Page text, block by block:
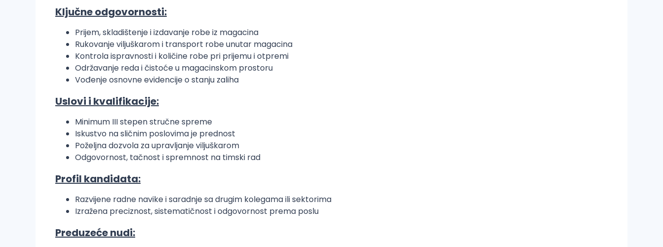
Ključne odgovornosti:
Prijem, skladištenje i izdavanje robe iz magacina
Rukovanje viljuškarom i transport robe unutar magacina
Kontrola ispravnosti i količine robe pri prijemu i otpremi
Održavanje reda i čistoće u magacinskom prostoru
Vođenje osnovne evidencije o stanju zaliha
Uslovi i kvalifikacije:
Minimum III stepen stručne spreme
Iskustvo na sličnim poslovima je prednost
Poželjna dozvola za upravljanje viljuškarom
Odgovornost, tačnost i spremnost na timski rad
Profil kandidata:
Razvijene radne navike i saradnje sa drugim kolegama ili sektorima
Izražena preciznost, sistematičnost i odgovornost prema poslu
Preduzeće nudi: